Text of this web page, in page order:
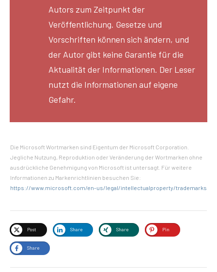
Autors zum Zeitpunkt der
Veröffentlichung. Gesetze und
Vorschriften können sich ändern, und
der Autor gibt keine Garantie für die
Aktualität der Informationen. Der Leser
nutzt die Informationen auf eigene
Gefahr.
Die Microsoft Wortmarken sind Eigentum der Microsoft Corporation.
Jegliche Nutzung, Reproduktion oder Veränderung der Wortmarken ohne
ausdrückliche Genehmigung von Microsoft ist untersagt. Für weitere
Informationen zu Markenrichtlinien besuchen Sie:
https://www.microsoft.com/en-us/legal/intellectualproperty/trademarks
Post Share Share Pin
Share